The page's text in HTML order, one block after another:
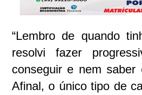
“Lembro de quando
resolvi fazer
conseguir e nem saber
Afinal, o único tipo de